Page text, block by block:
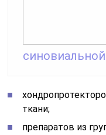
ткани;
препаратов из